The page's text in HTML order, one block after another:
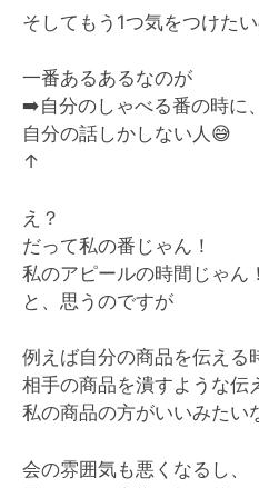
そしてもう1つ気をつけた
一番あるあるなのが
➡️自分のしゃべる番の時に、
自分の話しかしない人 😅
↑
え？
だって私の番じゃん！
私のアピールの時間じゃん！
と、思うのですが
例えば自分の商品を伝える
相手の商品を潰すような伝
私の商品の方がいいみたい
会の雰囲気も悪くなるし、